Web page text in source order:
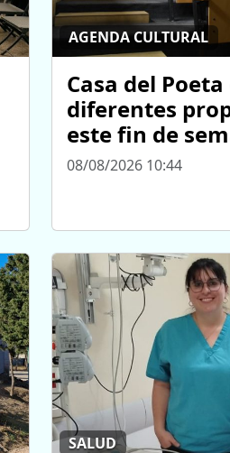
AGENDA CULTURAL
Casa del
diferentes
este fin de
08/08/2026 10:44
SALUD